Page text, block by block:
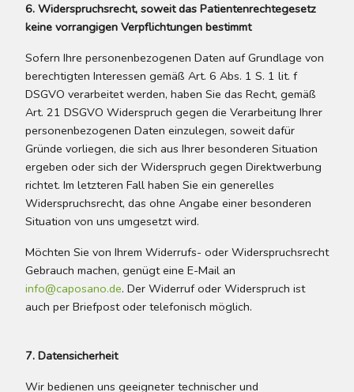
6. Widerspruchsrecht, soweit das Patientenrechtegesetz
keine vorrangigen Verpflichtungen bestimmt
Sofern Ihre personenbezogenen Daten auf Grundlage von
berechtigten Interessen gemäß Art. 6 Abs. 1 S. 1 lit. f
DSGVO verarbeitet werden, haben Sie das Recht, gemäß
Art. 21 DSGVO Widerspruch gegen die Verarbeitung Ihrer
personenbezogenen Daten einzulegen, soweit dafür
Gründe vorliegen, die sich aus Ihrer besonderen Situation
ergeben oder sich der Widerspruch gegen Direktwerbung
richtet. Im letzteren Fall haben Sie ein generelles
Widerspruchsrecht, das ohne Angabe einer besonderen
Situation von uns umgesetzt wird.
Möchten Sie von Ihrem Widerrufs- oder Widerspruchsrecht
Gebrauch machen, genügt eine E-Mail an
info@caposano.de. Der Widerruf oder Widerspruch ist
auch per Briefpost oder telefonisch möglich.
7. Datensicherheit
Wir bedienen uns geeigneter technischer und